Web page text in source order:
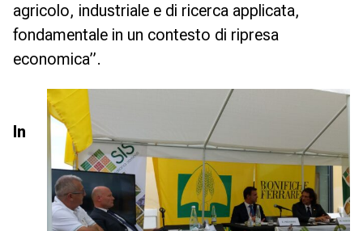
agricolo, industriale e di ricerca applicata,
fondamentale in un contesto di ripresa
economica”.
In